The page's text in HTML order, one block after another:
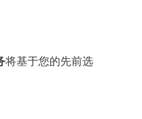
将基于您的先前选